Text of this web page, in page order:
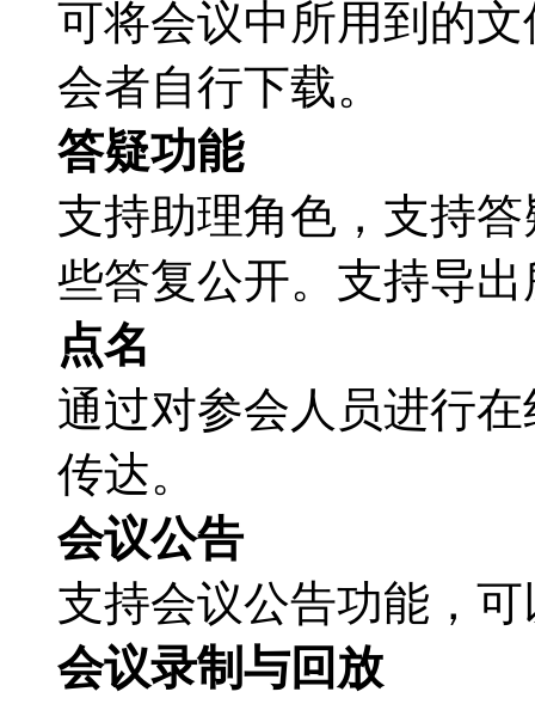
可将会议中所用到的
会者自行下载。
答疑功能
支持助理角色，支持
些答复公开。支持导
点名
通过对参会人员进行
传达。
会议公告
支持会议公告功能，
会议录制与回放